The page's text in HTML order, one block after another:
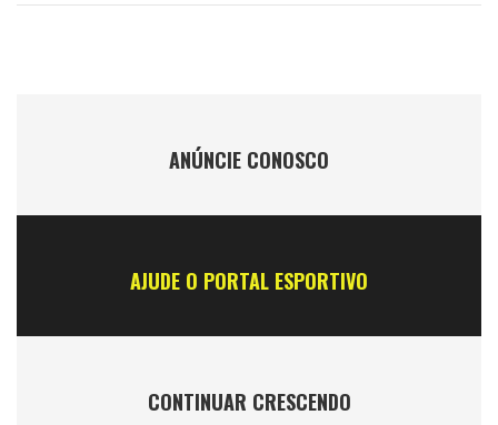
ANÚNCIE CONOSCO
AJUDE O PORTAL ESPORTIVO
CONTINUAR CRESCENDO